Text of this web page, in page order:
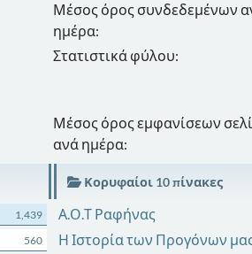
Μέσος όρος συνδεδεμένων
ημέρα:
Στατιστικά φύλου:
Μέσος όρος εμφανίσεων
ανά ημέρα:
1,439
560
Κορυφαίοι 10 πίνακες
Α.Ο.Τ Ραφήνας
Η Ιστορία των Προγόνων